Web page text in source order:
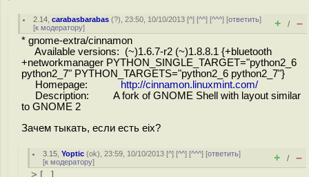
2.14 ,carabasbarabas (?), 23:50, 10/10/2013 [^] [^^] [^^^] [ответить]
[к модератору] + / –
* gnome-extra/cinnamon
Available versions: (~)1.6.7-r2 (~)1.8.8.1 {+bluetooth
+networkmanager PYTHON_SINGLE_TARGET="python2_6
python2_7" PYTHON_TARGETS="python2_6 python2_7"}
Homepage:
http://cinnamon.linuxmint.com/
Description: A fork of GNOME Shell with layout similar
to GNOME 2
Зачем тыкать, если есть eix?
3.15 ,Yoptic (ok), 23:59, 10/10/2013 [^] [^^] [^^^] [ответить]
[к модератору] + / –